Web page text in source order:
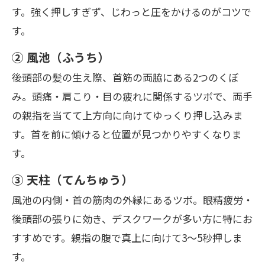
す。強く押しすぎず、じわっと圧をかけるのがコツで
す。
② 風池（ふうち）
後頭部の髪の生え際、首筋の両脇にある2つのくぼ
み。頭痛・肩こり・目の疲れに関係するツボで、両手
の親指を当てて上方向に向けてゆっくり押し込みま
す。首を前に傾けると位置が見つかりやすくなりま
す。
③ 天柱（てんちゅう）
風池の内側・首の筋肉の外縁にあるツボ。眼精疲労・
後頭部の張りに効き、デスクワークが多い方に特にお
すすめです。親指の腹で真上に向けて3〜5秒押しま
す。